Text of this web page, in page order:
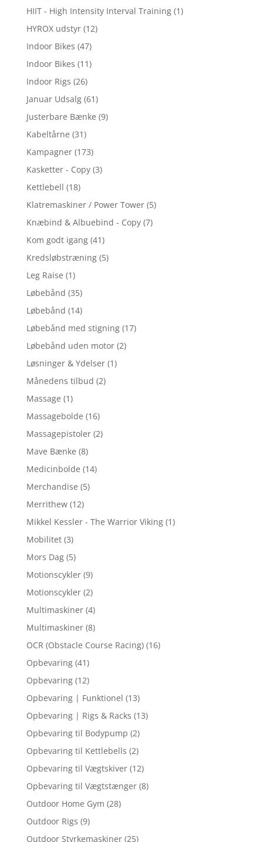
HIIT - High Intensity Interval Training (1)
HYROX udstyr (12)
Indoor Bikes (47)
Indoor Bikes (11)
Indoor Rigs (26)
Januar Udsalg (61)
Justerbare Bænke (9)
Kabeltårne (31)
Kampagner (173)
Kasketter - Copy (3)
Kettlebell (18)
Klatremaskiner / Power Tower (5)
Knæbind & Albuebind - Copy (7)
Kom godt igang (41)
Kredsløbstræning (5)
Leg Raise (1)
Løbebånd (35)
Løbebånd (14)
Løbebånd med stigning (17)
Løbebånd uden motor (2)
Løsninger & Ydelser (1)
Månedens tilbud (2)
Massage (1)
Massagebolde (16)
Massagepistoler (2)
Mave Bænke (8)
Medicinbolde (14)
Merchandise (5)
Merrithew (12)
Mikkel Kessler - The Warrior Viking (1)
Mobilitet (3)
Mors Dag (5)
Motionscykler (9)
Motionscykler (2)
Multimaskiner (4)
Multimaskiner (8)
OCR (Obstacle Course Racing) (16)
Opbevaring (41)
Opbevaring (12)
Opbevaring | Funktionel (13)
Opbevaring | Rigs & Racks (13)
Opbevaring til Bodypump (2)
Opbevaring til Kettlebells (2)
Opbevaring til Vægtskiver (12)
Opbevaring til Vægtstænger (8)
Outdoor Home Gym (28)
Outdoor Rigs (9)
Outdoor Styrkemaskiner (25)